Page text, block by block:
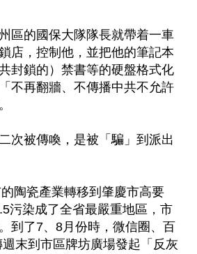
區的國保大隊隊長就帶着一車
店，控制他，並把他的筆記本
封鎖的）禁書等的硬盤格式化
不再翻牆、不傳播中共不允許
次被傳喚，是被「騙」到派出
陶瓷產業轉移到肇慶市高要
污染成了全省最嚴重地區，市
到了7、8月份時，微信圈、百
末到市區牌坊廣場發起「反灰